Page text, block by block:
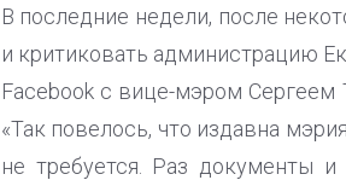
В последние недели, после
и критиковать администрацию
Facebook с вице-мэром Сергеем
«Так повелось, что издавна
не требуется. Раз документы